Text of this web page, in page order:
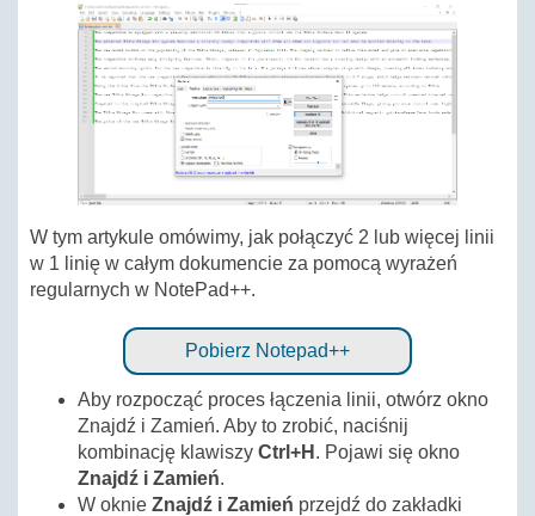
W tym artykule omówimy, jak połączyć 2 lub więcej linii
w 1 linię w całym dokumencie za pomocą wyrażeń
regularnych w NotePad++.
Pobierz Notepad++
Aby rozpocząć proces łączenia linii, otwórz okno
Znajdź i Zamień. Aby to zrobić, naciśnij
kombinację klawiszy Ctrl+H . Pojawi się okno
Znajdź i Zamień.
W oknie Znajdź i Zamień przejdź do zakładki